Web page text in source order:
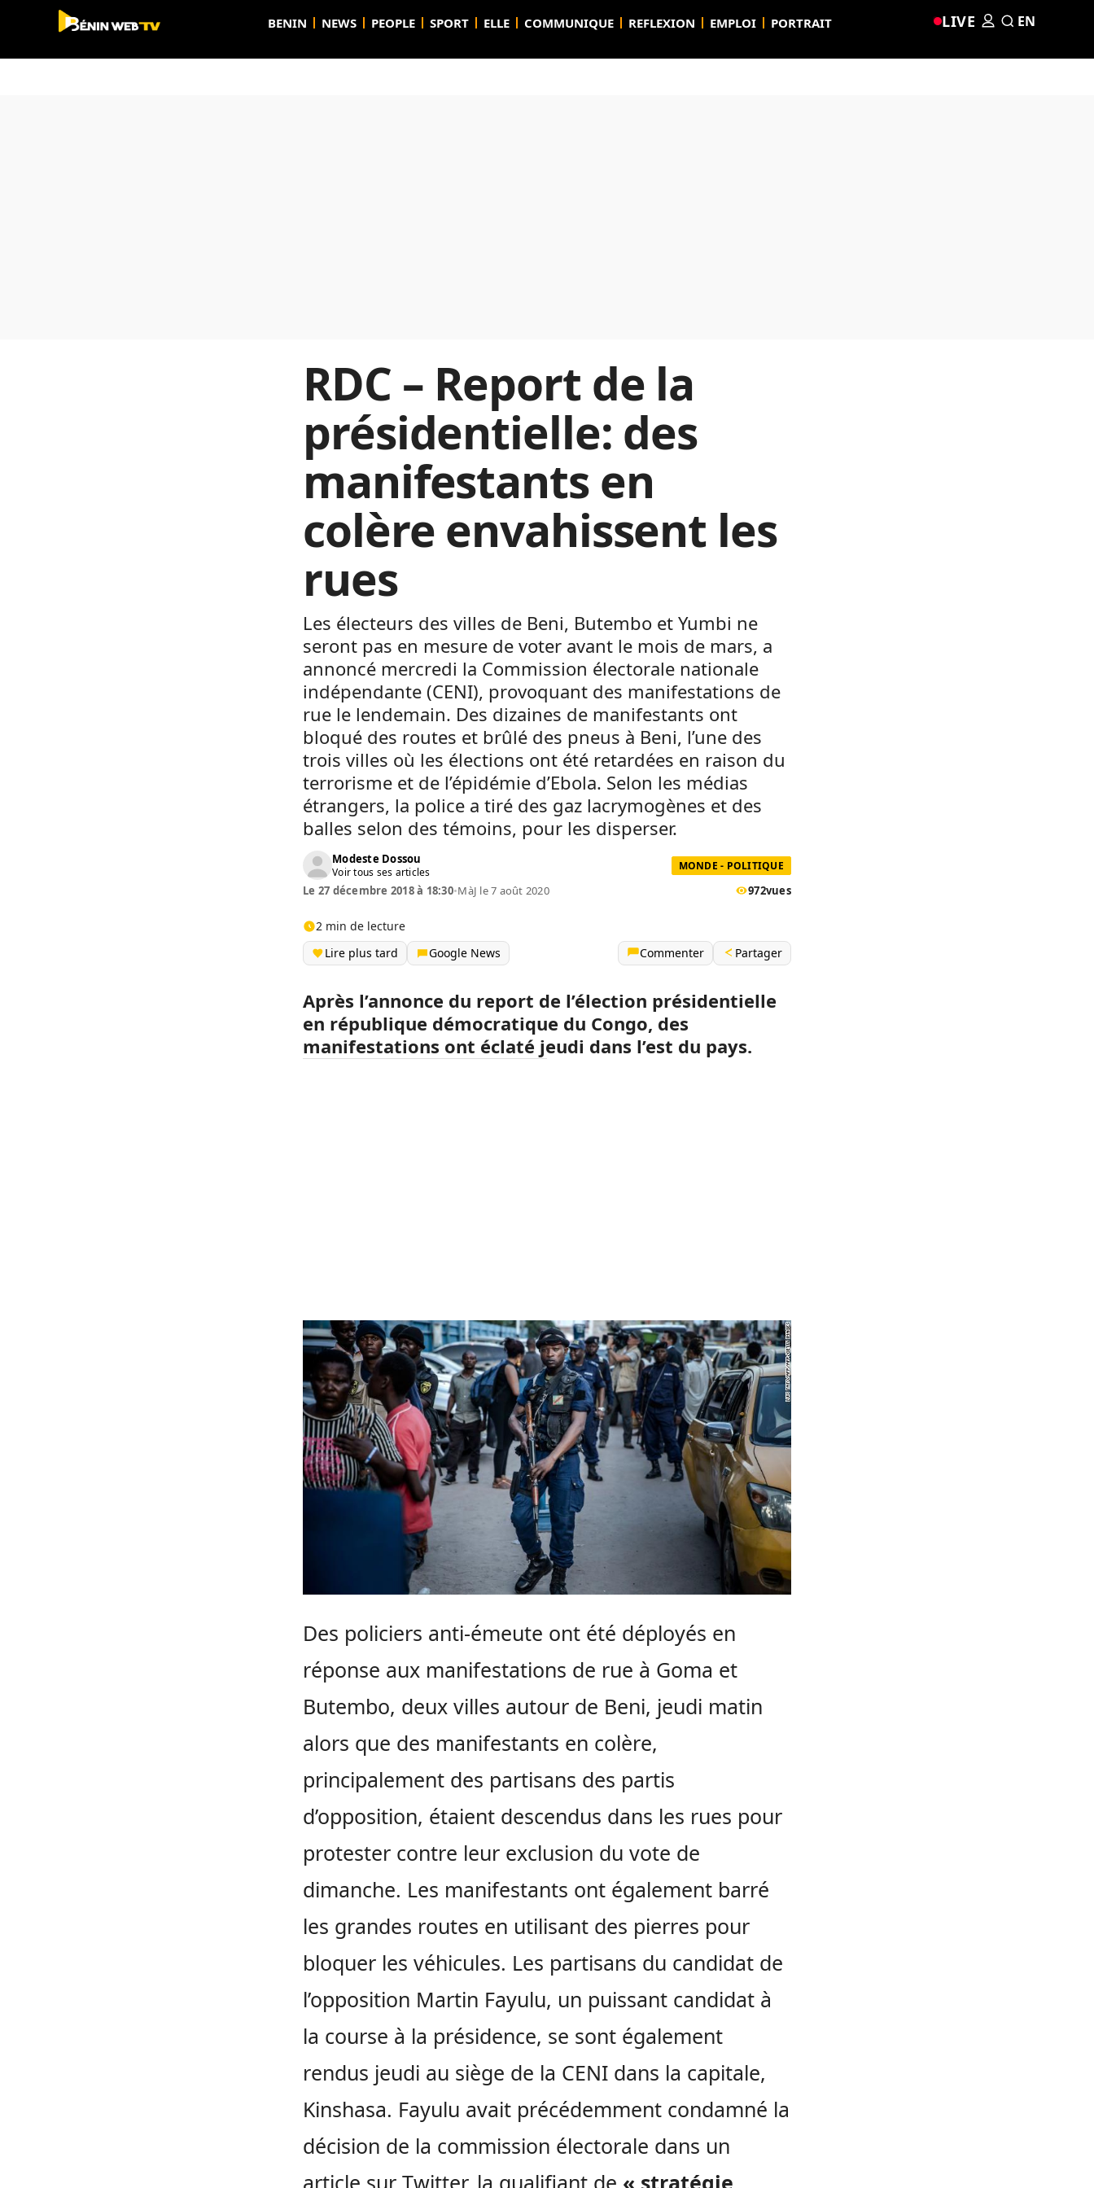
BENIN NEWS PEOPLE SPORT ELLE COMMUNIQUE REFLEXION EMPLOI PORTRAIT LIVE EN
RDC – Report de la
présidentielle: des
manifestants en
colère envahissent les
rues
Les électeurs des villes de Beni, Butembo et Yumbi ne
seront pas en mesure de voter avant le mois de mars, a
annoncé mercredi la Commission électorale nationale
indépendante (CENI), provoquant des manifestations de
rue le lendemain. Des dizaines de manifestants ont
bloqué des routes et brûlé des pneus à Beni, l’une des
trois villes où les élections ont été retardées en raison du
terrorisme et de l’épidémie d’Ebola. Selon les médias
étrangers, la police a tiré des gaz lacrymogènes et des
balles selon des témoins, pour les disperser.
Modeste Dossou
Voir tous ses articles MONDE - POLITIQUE
Le 27 décembre 2018 à 18:30•MàJ le 7 août 2020 972vues
2 min de lecture
Lire plus tard
Google News Commenter Partager
Après l’annonce du report de l’élection présidentielle
en république démocratique du Congo, des
manifestations ont éclaté jeudi dans l’est du pays.
Des policiers anti-émeute ont été déployés en
réponse aux manifestations de rue à Goma et
Butembo, deux villes autour de Beni, jeudi matin
alors que des manifestants en colère,
principalement des partisans des partis
d’opposition, étaient descendus dans les rues pour
protester contre leur exclusion du vote de
dimanche. Les manifestants ont également barré
les grandes routes en utilisant des pierres pour
bloquer les véhicules. Les partisans du candidat de
l’opposition Martin Fayulu, un puissant candidat à
la course à la présidence, se sont également
rendus jeudi au siège de la CENI dans la capitale,
Kinshasa. Fayulu avait précédemment condamné la
décision de la commission électorale dans un
article sur Twitter, la qualifiant de « stratégie